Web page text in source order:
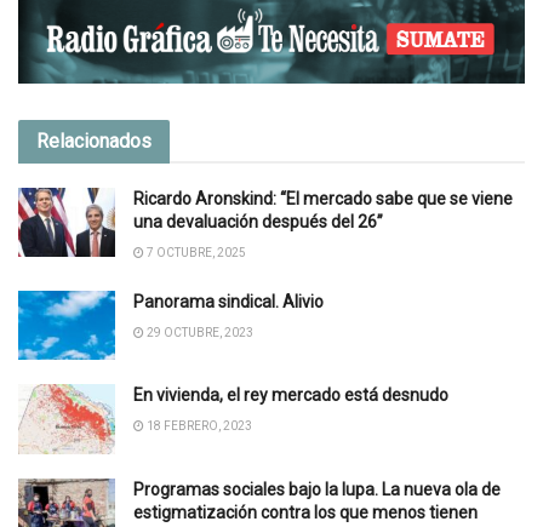
Relacionados
Ricardo Aronskind: “El mercado sabe que se viene
una devaluación después del 26”
7 OCTUBRE, 2025
Panorama sindical. Alivio
29 OCTUBRE, 2023
En vivienda, el rey mercado está desnudo
18 FEBRERO, 2023
Programas sociales bajo la lupa. La nueva ola de
estigmatización contra los que menos tienen